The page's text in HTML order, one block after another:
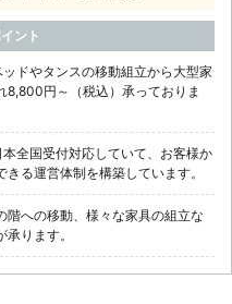
ント
ドやタンスの移動組立から大型家
8,800円～（税込）承っておりま
全国受付対応していて、お客様か
る運営体制を構築しています。
階への移動、様々な家具の組立な
ります。